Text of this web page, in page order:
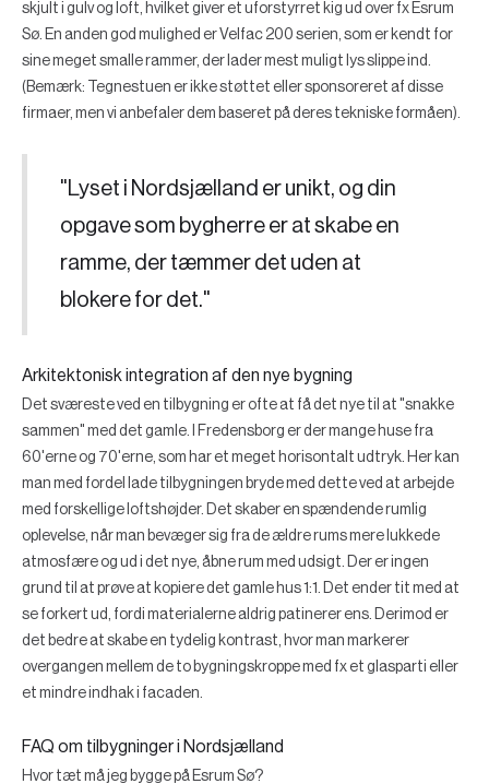
skjult i gulv og loft, hvilket giver et uforstyrret kig ud over fx Esrum
Sø. En anden god mulighed er Velfac 200 serien, som er kendt for
sine meget smalle rammer, der lader mest muligt lys slippe ind.
(Bemærk: Tegnestuen er ikke støttet eller sponsoreret af disse
firmaer, men vi anbefaler dem baseret på deres tekniske formåen).
"Lyset i Nordsjælland er unikt, og din
opgave som bygherre er at skabe en
ramme, der tæmmer det uden at
blokere for det."
Arkitektonisk integration af den nye bygning
Det sværeste ved en tilbygning er ofte at få det nye til at "snakke
sammen" med det gamle. I Fredensborg er der mange huse fra
60'erne og 70'erne, som har et meget horisontalt udtryk. Her kan
man med fordel lade tilbygningen bryde med dette ved at arbejde
med forskellige loftshøjder. Det skaber en spændende rumlig
oplevelse, når man bevæger sig fra de ældre rums mere lukkede
atmosfære og ud i det nye, åbne rum med udsigt. Der er ingen
grund til at prøve at kopiere det gamle hus 1:1. Det ender tit med at
se forkert ud, fordi materialerne aldrig patinerer ens. Derimod er
det bedre at skabe en tydelig kontrast, hvor man markerer
overgangen mellem de to bygningskroppe med fx et glasparti eller
et mindre indhak i facaden.
FAQ om tilbygninger i Nordsjælland
Hvor tæt må jeg bygge på Esrum Sø?